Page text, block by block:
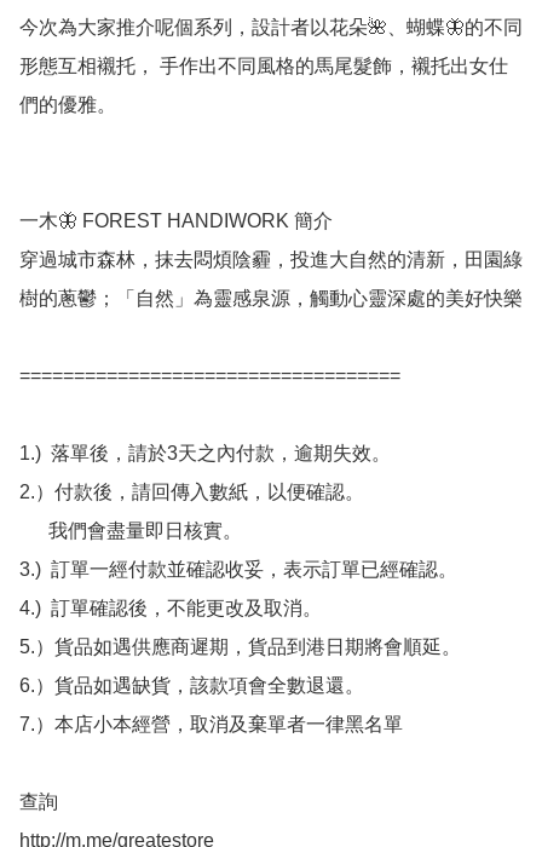
今次為大家推介呢個系列，設計者以花朵🌺、蝴蝶🦋的不同
形態互相襯托， 手作出不同風格的馬尾髮飾，襯托出女仕
們的優雅。
一木🦋 FOREST HANDIWORK 簡介
穿過城市森林，抹去悶煩陰霾，投進大自然的清新，田園綠
樹的蔥鬱；「自然」為靈感泉源，觸動心靈深處的美好快樂
===================================
1.)  落單後，請於3天之內付款，逾期失效。
2.）付款後，請回傳入數紙，以便確認。
3.)  訂單一經付款並確認收妥，表示訂單已經確認。
4.)  訂單確認後，不能更改及取消。
5.）貨品如遇供應商遲期，貨品到港日期將會順延。
6.）貨品如遇缺貨，該款項會全數退還。
7.）本店小本經營，取消及棄單者一律黑名單
查詢
http://m.me/greatestore